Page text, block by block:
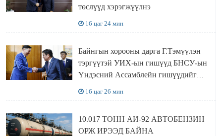
төслүүд хэрэгжүүлнэ
16 цаг 24 мин
Байнгын хорооны дарга Г.Тэмүүлэн
тэргүүтэй УИХ-ын гишүүд БНСУ-ын
Үндэсний Ассамблейн гишүүдийг
16 цаг 26 мин
10.017 ТОНН АИ-92 АВТОБЕНЗИН
ОРЖ ИРЭЭД БАЙНА